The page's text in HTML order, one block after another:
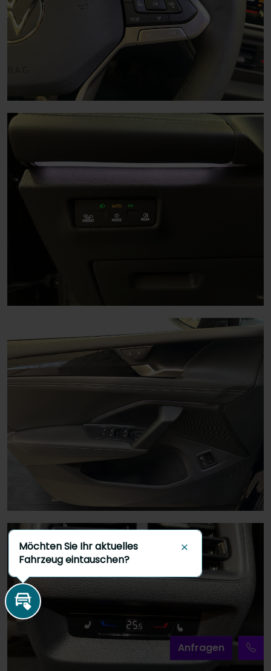
Anfragen
Inzahlungnahme
Möchten Sie Ihr aktuelles
Fahrzeug eintauschen?
Schließen